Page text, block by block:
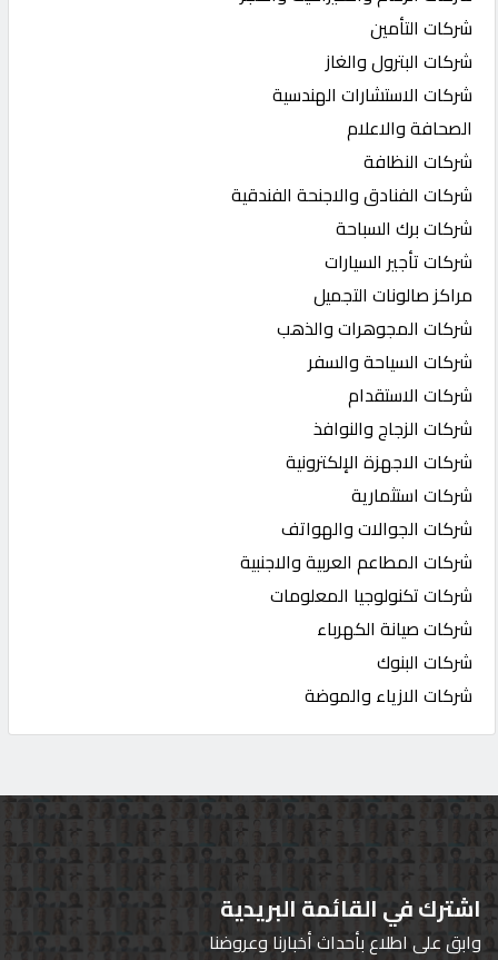
شركات التأمين
شركات البترول والغاز
شركات الاستشارات الهندسية
الصحافة والاعلام
شركات النظافة
شركات الفنادق والاجنحة الفندقية
شركات برك السباحة
شركات تأجير السيارات
مراكز صالونات التجميل
شركات المجوهرات والذهب
شركات السياحة والسفر
شركات الاستقدام
شركات الزجاج والنوافذ
شركات الاجهزة الإلكترونية
شركات استثمارية
شركات الجوالات والهواتف
شركات المطاعم العربية والاجنبية
شركات تكنولوجيا المعلومات
شركات صيانة الكهرباء
شركات البنوك
شركات الازياء والموضة
اشترك في القائمة البريدية
وابق على اطلاع بأحداث أخبارنا وعروضنا